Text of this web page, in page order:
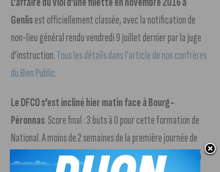
Genlisest officiellement classée, avec la notification de
non-lieu général rendu vendredi 9 juillet dernier par la juge
d’instruction.Tous les détails dans l’article de nos confrères
du Bien Public.
Le DFCO s’est incliné hier matin face à Bourg-
Péronnas. Score final : 3 buts à 0 pour cette formation de
National. A moins de 2 semaines de la première journée de
Ligue 2 contre le FC Sochaux-Montbéliard, l’équipe de Dijon